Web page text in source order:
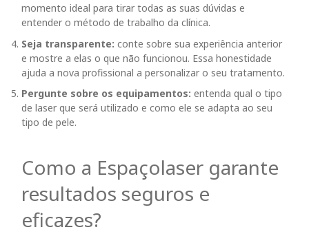
momento ideal para tirar todas as suas dúvidas e
entender o método de trabalho da clínica.
Seja transparente: conte sobre sua experiência anterior
e mostre a elas o que não funcionou. Essa honestidade
ajuda a nova profissional a personalizar o seu tratamento.
Pergunte sobre os equipamentos: entenda qual o tipo
de laser que será utilizado e como ele se adapta ao seu
tipo de pele.
Como a Espaçolaser garante
resultados seguros e
eficazes?